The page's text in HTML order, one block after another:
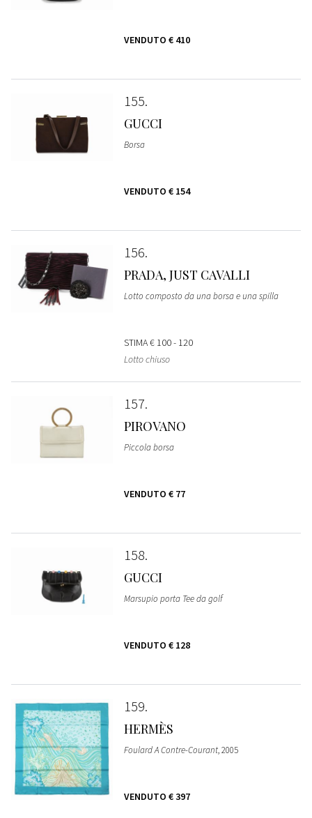
VENDUTO € 410
155
GUCCI
Borsa
VENDUTO € 154
156
PRADA, JUST CAVALLI
Lotto composto da una borsa e una spilla
STIMA€ 100 - 120
Lotto chiuso
157
PIROVANO
Piccola borsa
VENDUTO € 77
158
GUCCI
Marsupio porta Tee da golf
VENDUTO € 128
159
HERMÈS
Foulard A Contre-Courant, 2005
VENDUTO € 397